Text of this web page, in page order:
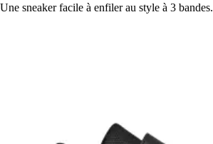
Une sneaker facile à enfiler au style à 3 bandes.